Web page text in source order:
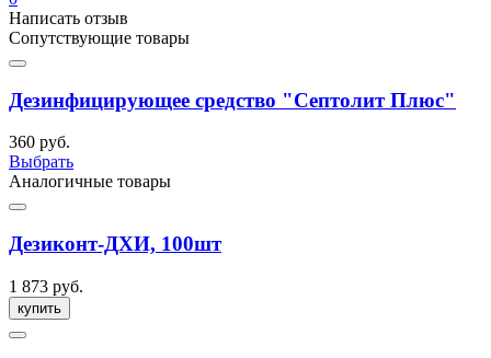
Написать отзыв
Сопутствующие товары
Дезинфицирующее средство "Септолит Плюс"
360 руб.
Выбрать
Аналогичные товары
Дезиконт-ДХИ, 100шт
1 873 руб.
купить